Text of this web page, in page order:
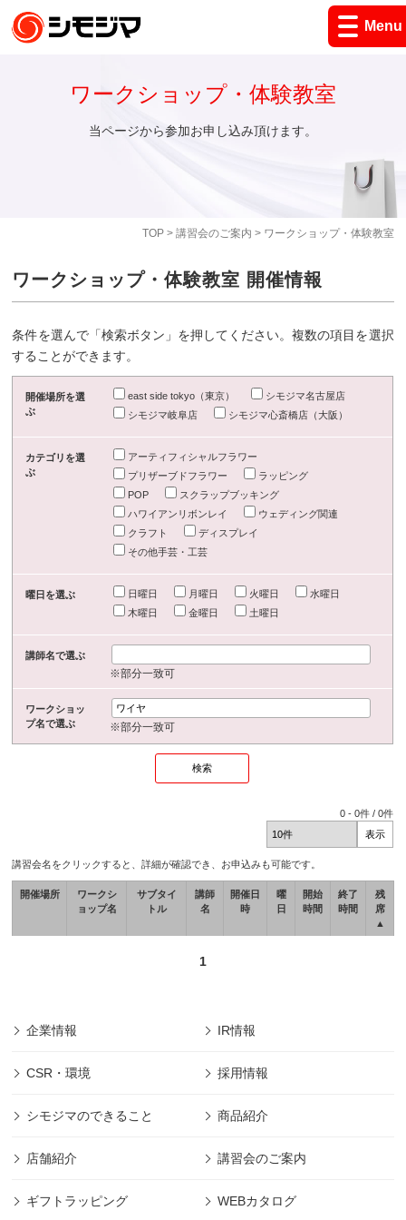
Menu
TOP> 講習会のご案内 > ワークショップ・体験教室
ワークショップ・体験教室
当ページから参加お申し込み頂けます。
ワークショップ・体験教室 開催情報
条件を選んで「検索ボタン」を押してください。複数の項目を選択
することができます。
開催場所を選
ぶ
east side tokyo（東京）
シモジマ名古屋店
シモジマ岐阜店
シモジマ心斎橋店（大阪）
カテゴリを選
ぶ
アーティフィシャルフラワー
プリザーブドフラワー
ラッピング
POP
スクラップブッキング
ハワイアンリボンレイ
ウェディング関連
クラフト
ディスプレイ
その他手芸・工芸
曜日を選ぶ 日曜日 月曜日 火曜日
水曜日
木曜日
金曜日 土曜日
講師名で選ぶ
※部分一致可
ワークショッ
プ名で選ぶ
※部分一致可
0 -0件 /0件
講習会名をクリックすると、詳細が確認でき、お申込みも可能です。
開催場所
ワークシ
ョップ名
サブタイ
トル
講師
名
開催日
時
曜
日
開始
時間
終了
時間
残
席
▲
1
企業情報 IR情報
CSR・環境 採用情報
シモジマのできること 商品紹介
店舗紹介 講習会のご案内
ギフトラッピング WEBカタログ